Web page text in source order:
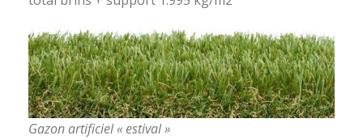
Gazon artificiel « estival »